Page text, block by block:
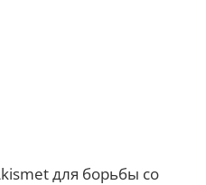
для борьбы со